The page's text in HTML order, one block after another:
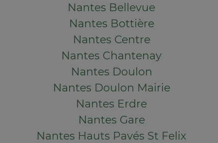
Nantes Bellevue
Nantes Bottière
Nantes Centre
Nantes Chantenay
Nantes Doulon
Nantes Doulon Mairie
Nantes Erdre
Nantes Gare
Nantes Hauts Pavés St Felix